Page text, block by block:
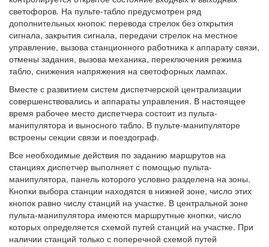
светофоров. На пульте-табло предусмотрен ряд
дополнительных кнопок: перевода стрелок без открытия
сигнала, закрытия сигнала, передачи стрелок на местное
управление, вызова станционного работника к аппарату связи,
отмены задания, вызова механика, переключения режима
табло, снижения напряжения на светофорных лампах.
Вместе с развитием систем диспетчерской централизации
совершенствовались и аппараты управления. В настоящее
время рабочее место диспетчера состоит из пульта-
манипулятора и выносного табло. В пульте-манипуляторе
встроены секции связи и поездограф.
Все необходимые действия по заданию маршрутов на
станциях диспетчер выполняет с помощью пульта-
манипулятора, панель которого условно разделена на зоны.
Кнопки выбора станции находятся в нижней зоне, число этих
кнопок равно числу станций на участке. В центральной зоне
пульта-манипулятора имеются маршрутные кнопки, число
которых определяется схемой путей станций на участке. При
наличии станций только с поперечной схемой путей